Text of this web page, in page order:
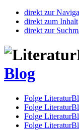
direkt zur
direkt zum Inhalt
direkt zur
Blog
Folge
Folge
Folge
Folge